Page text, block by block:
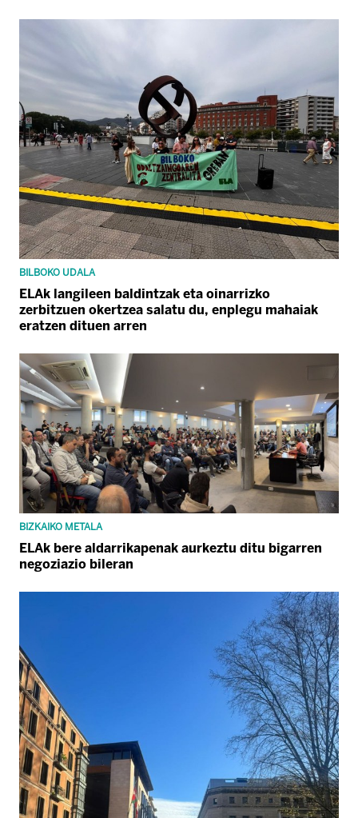
BILBOKO UDALA
ELAk langileen baldintzak eta oinarrizko
zerbitzuen okertzea salatu du, enplegu mahaiak
eratzen dituen arren
BIZKAIKO METALA
ELAk bere aldarrikapenak aurkeztu ditu bigarren
negoziazio bileran